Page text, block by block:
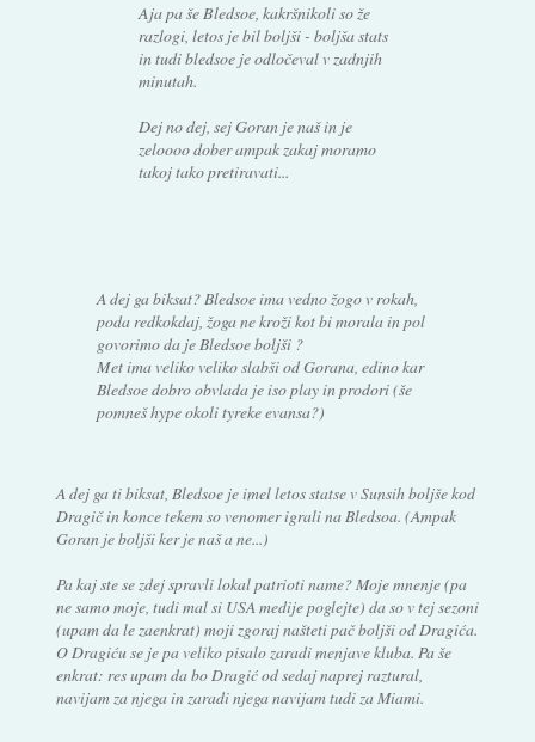
Aja pa še Bledsoe, kakršnikoli so že
razlogi, letos je bil boljši - boljša stats
in tudi bledsoe je odločeval v zadnjih
minutah.
Dej no dej, sej Goran je naš in je
zeloooo dober ampak zakaj moramo
takoj tako pretiravati...
A dej ga biksat? Bledsoe ima vedno žogo v rokah,
poda redkokdaj, žoga ne kroži kot bi morala in pol
govorimo da je Bledsoe boljši ?
Met ima veliko veliko slabši od Gorana, edino kar
Bledsoe dobro obvlada je iso play in prodori (še
pomneš hype okoli tyreke evansa?)
A dej ga ti biksat, Bledsoe je imel letos statse v Sunsih boljše kod
Dragič in konce tekem so venomer igrali na Bledsoa. (Ampak
Goran je boljši ker je naš a ne...)
Pa kaj ste se zdej spravli lokal patrioti name? Moje mnenje (pa
ne samo moje, tudi mal si USA medije poglejte) da so v tej sezoni
(upam da le zaenkrat) moji zgoraj našteti pač boljši od Dragića.
O Dragiću se je pa veliko pisalo zaradi menjave kluba. Pa še
enkrat: res upam da bo Dragić od sedaj naprej raztural,
navijam za njega in zaradi njega navijam tudi za Miami.